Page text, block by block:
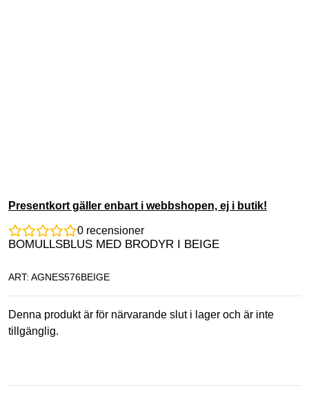
Presentkort gäller enbart i webbshopen, ej i butik!
0 recensioner
BOMULLSBLUS MED BRODYR I BEIGE
ART: AGNES576BEIGE
Denna produkt är för närvarande slut i lager och är inte
tillgänglig.